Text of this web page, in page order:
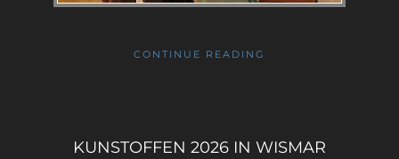
CONTINUE READING
KUNSTOFFEN 2026 IN WISMAR